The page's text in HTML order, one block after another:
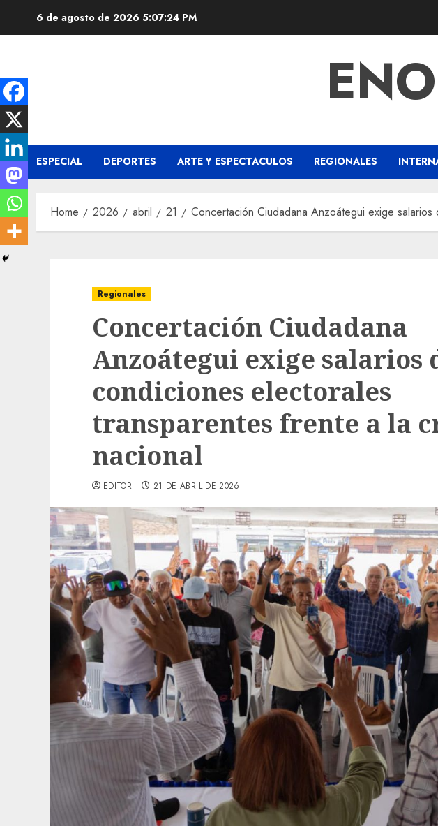
6 de agosto de 2026 5:07:25 PM
ESPECIAL DEPORTES ARTE Y ESPECTACULOS REGIONALES
Home 2026 abril 21 Concertación Ciudadana Anzoátegui exige
Regionales
Concertación Ciudadana
Anzoátegui exige salarios
condiciones electorales
transparentes frente a la
nacional
EDITOR 21 DE ABRIL DE 2026